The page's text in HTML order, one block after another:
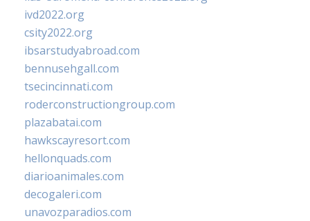
ivd2022.org
csity2022.org
ibsarstudyabroad.com
bennusehgall.com
tsecincinnati.com
roderconstructiongroup.com
plazabatai.com
hawkscayresort.com
hellonquads.com
diarioanimales.com
decogaleri.com
unavozparadios.com